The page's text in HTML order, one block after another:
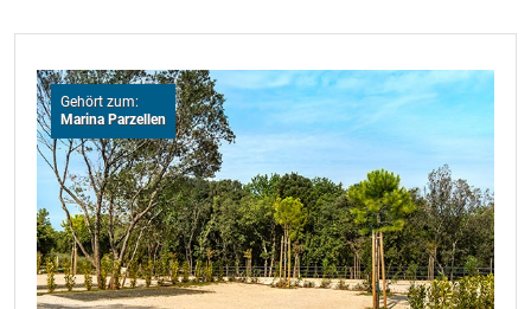
Gehört zum:
Marina Parzellen